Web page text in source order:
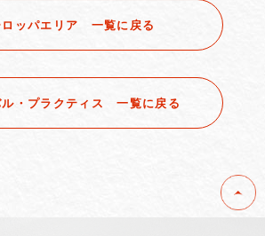
ロッパエリア ⼀覧に戻る
ル・プラクティス ⼀覧に戻る